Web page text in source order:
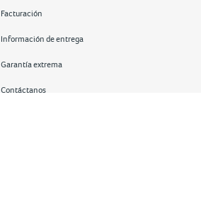
Facturación
Información de entrega
Garantía extrema
Contáctanos